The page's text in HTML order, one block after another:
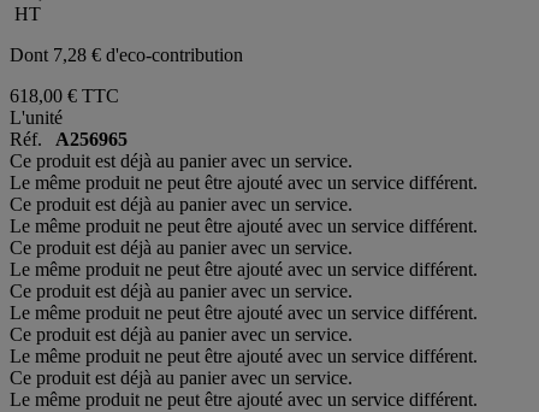
HT
Dont 7,28 € d'eco-contribution
618,00 € TTC
L'unité
Réf. A256965
Ce produit est déjà au panier avec un service.
Le même produit ne peut être ajouté avec un service différent.
Ce produit est déjà au panier avec un service.
Le même produit ne peut être ajouté avec un service différent.
Ce produit est déjà au panier avec un service.
Le même produit ne peut être ajouté avec un service différent.
Ce produit est déjà au panier avec un service.
Le même produit ne peut être ajouté avec un service différent.
Ce produit est déjà au panier avec un service.
Le même produit ne peut être ajouté avec un service différent.
Ce produit est déjà au panier avec un service.
Le même produit ne peut être ajouté avec un service différent.